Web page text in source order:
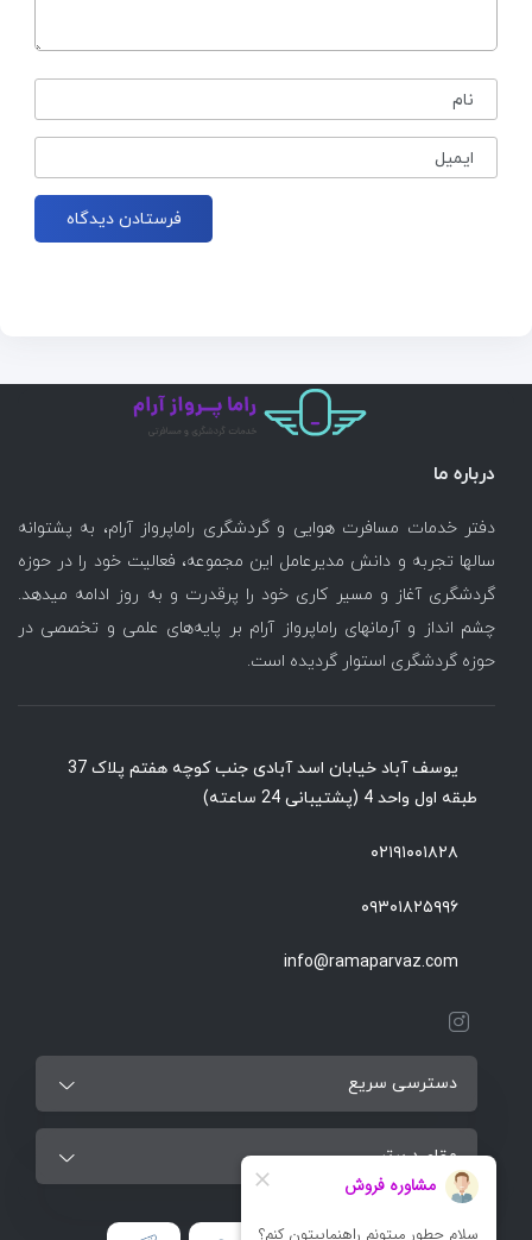
نام
ایمیل
درباره ما
دفتر خدمات مسافرت هوایی و گردشگری راماپرواز آرام، به پشتوانه
سالها تجربه و دانش مدیرعامل این مجموعه، فعالیت خود را در حوزه
گردشگری آغاز و مسیر کاری خود را پرقدرت و به روز ادامه میدهد.
چشم انداز و آرمانهای راماپرواز آرام بر پایه‌های علمی و تخصصی در
حوزه گردشگری استوار گردیده است.
یوسف آباد خیابان اسد آبادی جنب کوچه هفتم پلاک 37
طبقه اول واحد 4 (پشتیبانی 24 ساعته)
۰۲۱۹۱۰۰۱۸۲۸
۰۹۳۰۱۸۲۵۹۹۶
info@ramaparvaz.com
دسترسی سریع
مقاصد برتر